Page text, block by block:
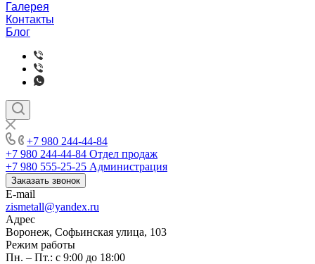
Галерея
Контакты
Блог
+7 980 244-44-84
+7 980 244-44-84 Отдел продаж
+7 980 555-25-25 Администрация
Заказать звонок
E-mail
zismetall@yandex.ru
Адрес
Воронеж, Софьинская улица, 103
Режим работы
Пн. – Пт.: с 9:00 до 18:00